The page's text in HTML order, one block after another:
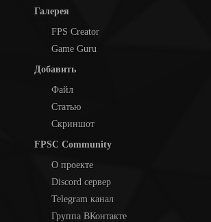
Галерея
FPS Creator
Game Guru
Добавить
Файл
Статью
Скриншот
FPSC Community
О проекте
Discord сервер
Telegram канал
Группа ВКонтакте